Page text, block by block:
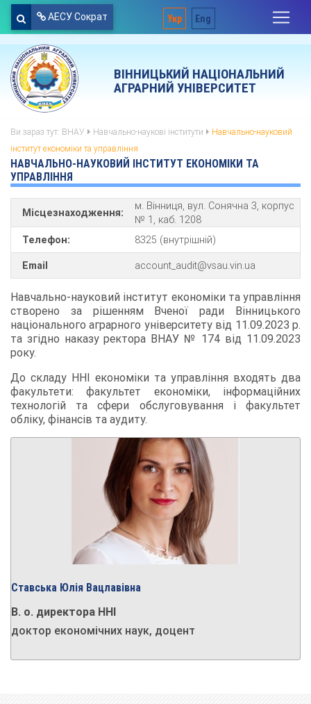
АЕСУ Сократ Укр Eng
ВІННИЦЬКИЙ НАЦІОНАЛЬНИЙ
АГРАРНИЙ УНІВЕРСИТЕТ
Ви зараз тут: ВНАУ Навчально-наукові інститути
Навчально-науковий
інститут економіки та управління
НАВЧАЛЬНО-НАУКОВИЙ ІНСТИТУТ ЕКОНОМІКИ ТА
УПРАВЛІННЯ
Місцезнаходження:
м. Вінниця, вул. Сонячна 3, корпус
№ 1, каб. 1208
Телефон:
8325 (внутрішній)
Email account_audit@vsau.vin.ua
Навчально-науковий інститут економіки та управління
створено за рішенням Вченої ради Вінницького
національного аграрного університету від 11.09.2023 р.
та згідно наказу ректора ВНАУ № 174 від 11.09.2023
року.
До складу ННІ економіки та управління входять два
факультети: факультет економіки, інформаційних
технологій та сфери обслуговування і факультет
обліку, фінансів та аудиту.
Ставська Юлія Вацлавівна
В. о. директора ННІ
доктор економічних наук, доцент